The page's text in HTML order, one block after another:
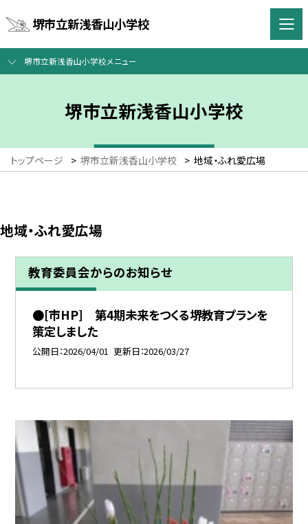
堺市立新浅香山小学校
堺市立新浅香山小学校メニュー
堺市立新浅香山小学校
トップページ > 堺市立新浅香山小学校 > 地域・ふれ愛広場
地域・ふれ愛広場
教育委員会からのお知らせ
●[市HP] 第4期未来をつくる堺教育プランを
策定しました
公開日 2026/04/01 更新日 2026/03/27